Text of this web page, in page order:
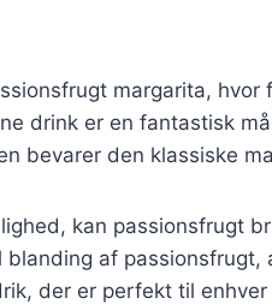
margarita, hvor
drink er en fantastisk
bevarer den klassiske
kan passionsfrugt
af
der er perfekt til enhver